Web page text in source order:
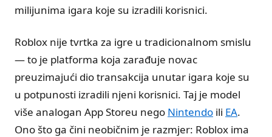
milijunima igara koje su izradili korisnici.
Roblox nije tvrtka za igre u tradicionalnom smislu
— to je platforma koja zarađuje novac
preuzimajući dio transakcija unutar igara koje su
u potpunosti izradili njeni korisnici. Taj je model
više analogan App Storeu nego Nintendo ili EA.
Ono što ga čini neobičnim je razmjer: Roblox ima